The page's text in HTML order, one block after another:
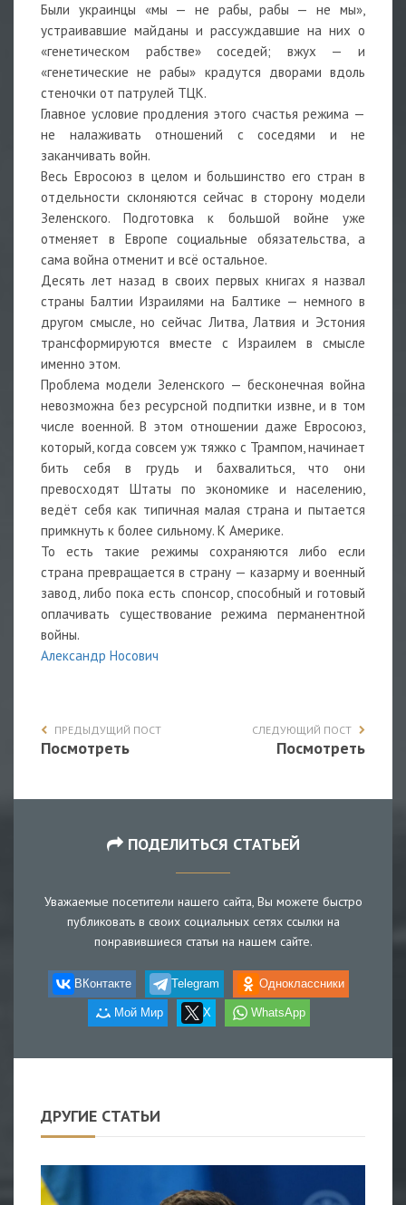
Были украинцы «мы — не рабы, рабы — не мы»,
устраивавшие майданы и рассуждавшие на них о
«генетическом рабстве» соседей; вжух — и
«генетические не рабы» крадутся дворами вдоль
стеночки от патрулей ТЦК.
Главное условие продления этого счастья режима —
не налаживать отношений с соседями и не
заканчивать войн.
Весь Евросоюз в целом и большинство его стран в
отдельности склоняются сейчас в сторону модели
Зеленского. Подготовка к большой войне уже
отменяет в Европе социальные обязательства, а
сама война отменит и всё остальное.
Десять лет назад в своих первых книгах я назвал
страны Балтии Израилями на Балтике — немного в
другом смысле, но сейчас Литва, Латвия и Эстония
трансформируются вместе с Израилем в смысле
именно этом.
Проблема модели Зеленского — бесконечная война
невозможна без ресурсной подпитки извне, и в том
числе военной. В этом отношении даже Евросоюз,
который, когда совсем уж тяжко с Трампом, начинает
бить себя в грудь и бахвалиться, что они
превосходят Штаты по экономике и населению,
ведёт себя как типичная малая страна и пытается
примкнуть к более сильному. К Америке.
То есть такие режимы сохраняются либо если
страна превращается в страну — казарму и военный
завод, либо пока есть спонсор, способный и готовый
оплачивать существование режима перманентной
войны.
Александр Носович
ПРЕДЫДУЩИЙ ПОСТ
Посмотреть
СЛЕДУЮЩИЙ ПОСТ
Посмотреть
ПОДЕЛИТЬСЯ СТАТЬЕЙ
Уважаемые посетители нашего сайта, Вы можете быстро
публиковать в своих социальных сетях ссылки на
понравившиеся статьи на нашем сайте.
ВКонтакте Telegram Одноклассники
Мой Мир X WhatsApp
ДРУГИЕ СТАТЬИ